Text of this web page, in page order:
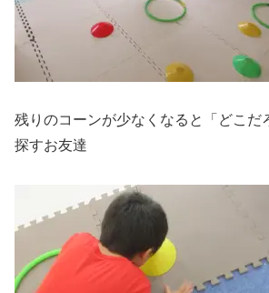
残りのコーンが少なくなると「どこだ
探すお友達